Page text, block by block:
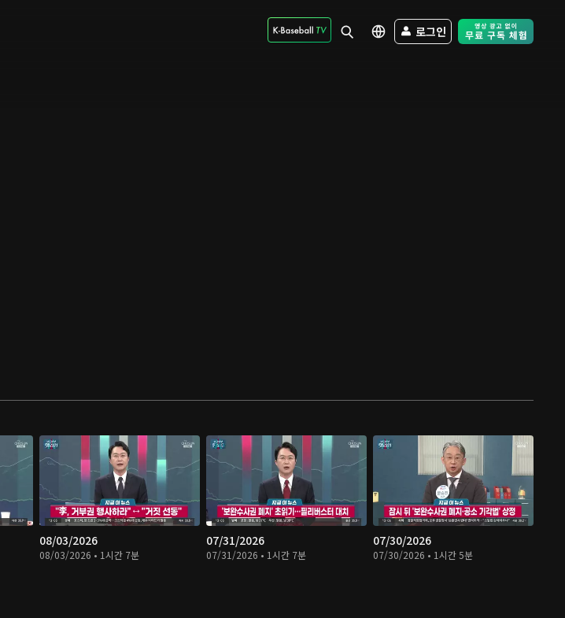
로그인 Free Trial -
08/03/2026
08/03/2026 • 1시간 7분
07/31/2026
07/31/2026 • 1시간 7분
07/30/2026
07/30/2026 • 1시간 5분